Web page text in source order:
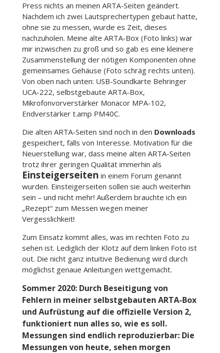
Press nichts an meinen ARTA-Seiten geändert.
Nachdem ich zwei Lautsprechertypen gebaut hatte,
ohne sie zu messen, wurde es Zeit, dieses
nachzuholen. Meine alte ARTA-Box (Foto links) war
mir inzwischen zu groß und so gab es eine kleinere
Zusammenstellung der nötigen Komponenten ohne
gemeinsames Gehäuse (Foto schräg rechts unten).
Von oben nach unten: USB-Soundkarte Behringer
UCA-222, selbstgebaute ARTA-Box,
Mikrofonvorverstärker Monacor MPA-102,
Endverstärker t.amp PM40C.
Die alten ARTA-Seiten sind noch in den Downloads
gespeichert, falls von Interesse. Motivation für die
Neuerstellung war, dass meine alten ARTA-Seiten
trotz ihrer geringen Qualität immerhin als
Einsteigerseiten in einem Forum genannt
wurden. Einsteigerseiten sollen sie auch weiterhin
sein – und nicht mehr! Außerdem brauchte ich ein
„Rezept“ zum Messen wegen meiner
Vergesslichkeit!
Zum Einsatz kommt alles, was im rechten Foto zu
sehen ist. Lediglich der Klotz auf dem linken Foto ist
out. Die nicht ganz intuitive Bedienung wird durch
möglichst genaue Anleitungen wettgemacht.
Sommer 2020: Durch Beseitigung von
Fehlern in meiner selbstgebauten ARTA-Box
und Aufrüstung auf die offizielle Version 2,
funktioniert nun alles so, wie es soll.
Messungen sind endlich reproduzierbar: Die
Messungen von heute, sehen morgen